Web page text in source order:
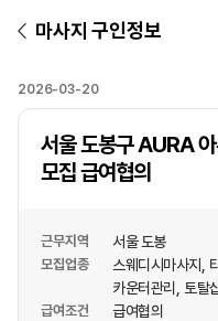
마사지 구인정보
2026-03-20
서울 도봉구 AURA
모집 급여협의
근무지역 서울 도봉
모집업종 스웨디시마사지
카운터관리
토탈
급여조건 급여협의